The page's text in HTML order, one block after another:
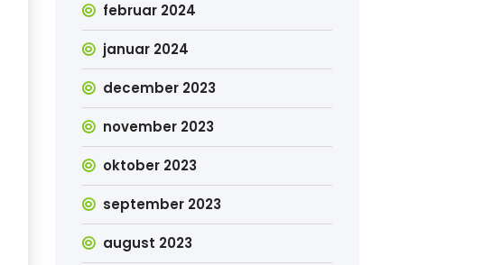
februar 2024
januar 2024
december 2023
november 2023
oktober 2023
september 2023
august 2023